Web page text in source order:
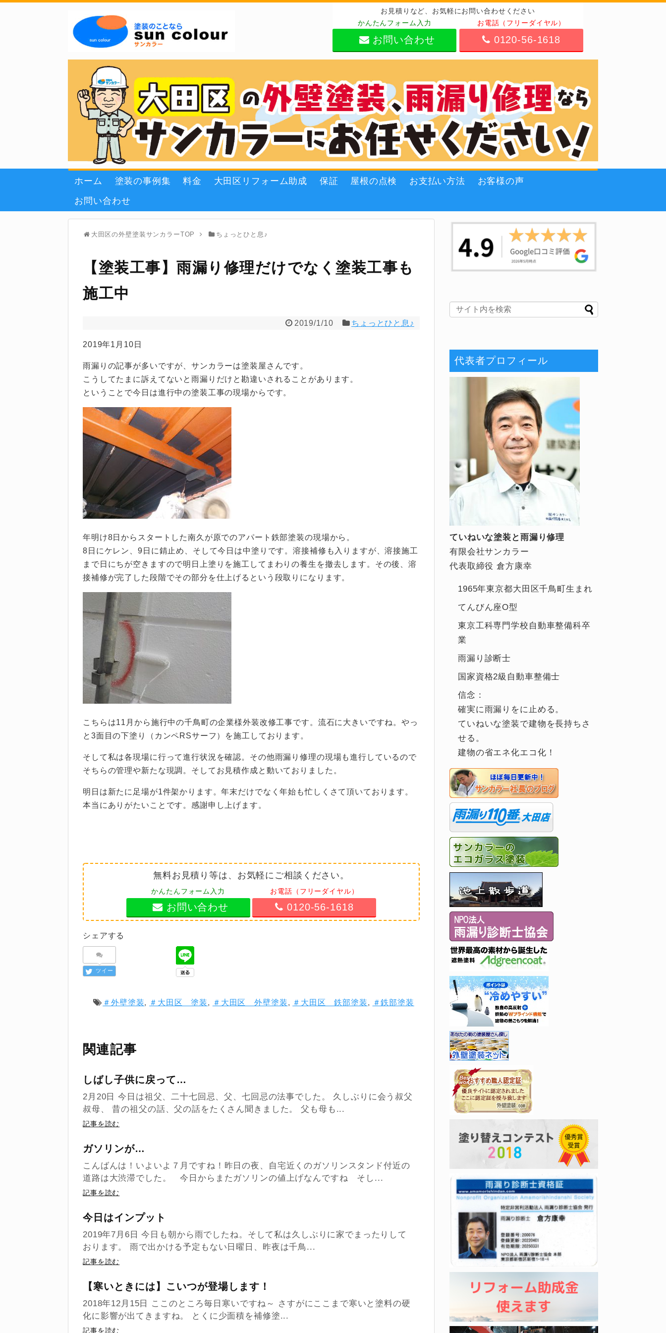
お見積りなど、お気軽にお問い合わせください
かんたんフォーム入力
お問い合わせ
お電話（フリーダイヤル）
0120-56-1618
ホーム 塗装の事例集 料金 大田区リフォーム助成 保証 屋根の点検 お支払い方法 お客様の声
お問い合わせ
大田区の外壁塗装サンカラーTOP ちょっとひと息♪
【塗装工事】雨漏り修理だけでなく塗装工事も
施工中
2019/1/10 ちょっとひと息♪
2019年1月10日
雨漏りの記事が多いですが、サンカラーは塗装屋さんです。
こうしてたまに訴えてないと雨漏りだけと勘違いされることがあります。
ということで今日は進行中の塗装工事の現場からです。
年明け8日からスタートした南久が原でのアパート鉄部塗装の現場から。
8日にケレン、9日に錆止め、そして今日は中塗りです。溶接補修も入りますが、溶接施工
まで日にちが空きますので明日上塗りを施工してまわりの養生を撤去します。その後、溶
接補修が完了した段階でその部分を仕上げるという段取りになります。
こちらは11月から施行中の千鳥町の企業様外装改修工事です。流石に大きいですね。やっ
と3面目の下塗り（カンペRSサーフ）を施工しております。
そして私は各現場に行って進行状況を確認。その他雨漏り修理の現場も進行しているので
そちらの管理や新たな現調。そしてお見積作成と動いておりました。
明日は新たに足場が1件架かります。年末だけでなく年始も忙しくさて頂いております。
本当にありがたいことです。感謝申し上げます。
無料お見積り等は、お気軽にご相談ください。
かんたんフォーム入力
お問い合わせ
お電話（フリーダイヤル）
0120-56-1618
シェアする
ツイー
＃外壁塗装, ＃大田区 塗装, ＃大田区 外壁塗装, ＃大田区 鉄部塗装, ＃鉄部塗装
関連記事
しばし子供に戻って…
2月20日 今日は祖父、二十七回忌、父、七回忌の法事でした。 久しぶりに会う叔父
叔母、 昔の祖父の話、父の話をたくさん聞きました。 父も母も...
記事を読む
ガソリンが…
こんばんは！いよいよ７月ですね！昨日の夜、自宅近くのガソリンスタンド付近の
道路は大渋滞でした。 今日からまたガソリンの値上げなんですね そし...
記事を読む
今日はインプット
2019年7月6日 今日も朝から雨でしたね。そして私は久しぶりに家でまったりして
おります。 雨で出かける予定もない日曜日、昨夜は千鳥...
記事を読む
【寒いときには】こいつが登場します！
2018年12月15日 ここのところ毎日寒いですね～ さすがにここまで寒いと塗料の硬
化に影響が出てきますね。 とくに少面積を補修塗...
記事を読む
代表者プロフィール
ていねいな塗装と雨漏り修理
有限会社サンカラー
代表取締役 倉方康幸
1965年東京都大田区千鳥町生まれ
てんびん座O型
東京工科専門学校自動車整備科卒
業
雨漏り診断士
国家資格2級自動車整備士
信念：
確実に雨漏りをに止める。
ていねいな塗装で建物を長持ちさ
せる。
建物の省エネ化エコ化！